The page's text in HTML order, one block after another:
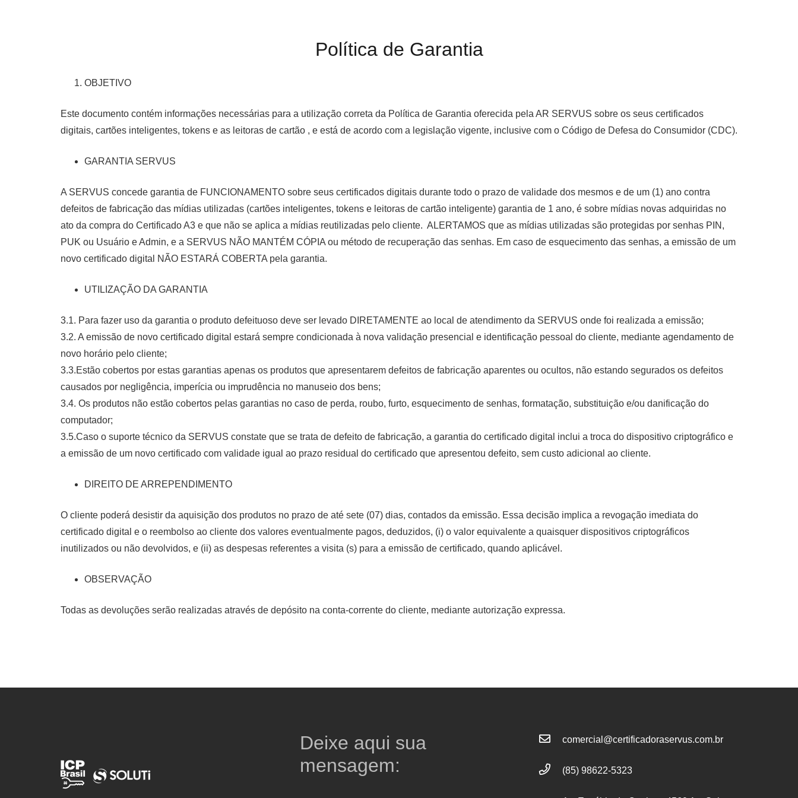
Política de Garantia
OBJETIVO
Este documento contém informações necessárias para a utilização correta da Política de Garantia oferecida pela AR SERVUS sobre os seus certificados
digitais, cartões inteligentes, tokens e as leitoras de cartão , e está de acordo com a legislação vigente, inclusive com o Código de Defesa do Consumidor (CDC).
GARANTIA SERVUS
A SERVUS concede garantia de FUNCIONAMENTO sobre seus certificados digitais durante todo o prazo de validade dos mesmos e de um (1) ano contra
defeitos de fabricação das mídias utilizadas (cartões inteligentes, tokens e leitoras de cartão inteligente) garantia de 1 ano, é sobre mídias novas adquiridas no
ato da compra do Certificado A3 e que não se aplica a mídias reutilizadas pelo cliente. ALERTAMOS que as mídias utilizadas são protegidas por senhas PIN,
PUK ou Usuário e Admin, e a SERVUS NÃO MANTÉM CÓPIA ou método de recuperação das senhas. Em caso de esquecimento das senhas, a emissão de um
novo certificado digital NÃO ESTARÁ COBERTA pela garantia.
UTILIZAÇÃO DA GARANTIA
3.1. Para fazer uso da garantia o produto defeituoso deve ser levado DIRETAMENTE ao local de atendimento da SERVUS onde foi realizada a emissão;
3.2. A emissão de novo certificado digital estará sempre condicionada à nova validação presencial e identificação pessoal do cliente, mediante agendamento de
novo horário pelo cliente;
3.3.Estão cobertos por estas garantias apenas os produtos que apresentarem defeitos de fabricação aparentes ou ocultos, não estando segurados os defeitos
causados por negligência, imperícia ou imprudência no manuseio dos bens;
3.4. Os produtos não estão cobertos pelas garantias no caso de perda, roubo, furto, esquecimento de senhas, formatação, substituição e/ou danificação do
computador;
3.5.Caso o suporte técnico da SERVUS constate que se trata de defeito de fabricação, a garantia do certificado digital inclui a troca do dispositivo criptográfico e
a emissão de um novo certificado com validade igual ao prazo residual do certificado que apresentou defeito, sem custo adicional ao cliente.
DIREITO DE ARREPENDIMENTO
O cliente poderá desistir da aquisição dos produtos no prazo de até sete (07) dias, contados da emissão. Essa decisão implica a revogação imediata do
certificado digital e o reembolso ao cliente dos valores eventualmente pagos, deduzidos, (i) o valor equivalente a quaisquer dispositivos criptográficos
inutilizados ou não devolvidos, e (ii) as despesas referentes a visita (s) para a emissão de certificado, quando aplicável.
OBSERVAÇÃO
Todas as devoluções serão realizadas através de depósito na conta-corrente do cliente, mediante autorização expressa.
Deixe aqui sua
mensagem:
comercial@certificadoraservus.com.br
(85) 98622-5323